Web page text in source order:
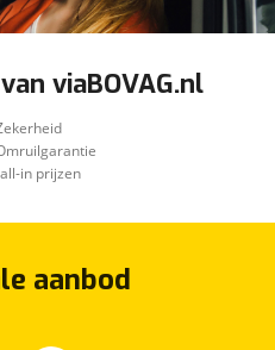
viaBOVAG.nl
in prijzen
aanbod